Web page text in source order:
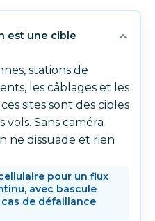
est une cible
stations de
les câblages et les
sites sont des cibles
Sans caméra
ne dissuade et rien
pour un flux
avec bascule
de défaillance